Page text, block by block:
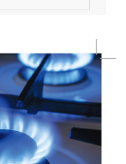
теннису